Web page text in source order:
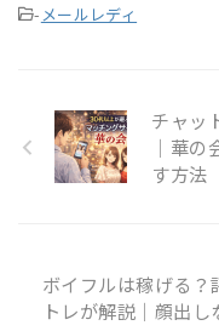
-メールレディ
チャッ
｜華
す方法
ボイフルは稼げる？
トレが解説｜顔出